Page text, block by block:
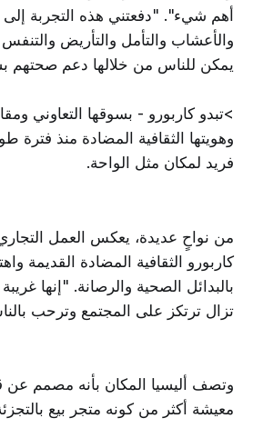
أهم شيء". "دفعتني هذه التجربة إلى
والأعشاب والتأمل والتأريض
يمكن للناس من خلالها دعم صحتهم
>تبدو كاربورو - بسوقها التعاوني
وهويتها الثقافية المضادة منذ فترة
فريد لمكان مثل الواحة.
من نواحٍ عديدة، يعكس العمل
كاربورو الثقافية المضادة القديمة
بالبدائل الصحية والرصانة. "إنها غريبة
تزال ترتكز على المجتمع وترحب
وتصف أليسيا المكان بأنه مصمم عن
معيشة أكثر من كونه متجر بيع